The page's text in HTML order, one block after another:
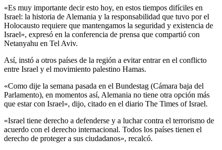
«Es muy importante decir esto hoy, en estos tiempos difíciles en
Israel: la historia de Alemania y la responsabilidad que tuvo por el
Holocausto requiere que mantengamos la seguridad y existencia de
Israel», expresó en la conferencia de prensa que compartió con
Netanyahu en Tel Aviv.
Así, instó a otros países de la región a evitar entrar en el conflicto
entre Israel y el movimiento palestino Hamas.
«Como dije la semana pasada en el Bundestag (Cámara baja del
Parlamento), en momentos así, Alemania no tiene otra opción más
que estar con Israel», dijo, citado en el diario The Times of Israel.
«Israel tiene derecho a defenderse y a luchar contra el terrorismo de
acuerdo con el derecho internacional. Todos los países tienen el
derecho de proteger a sus ciudadanos», recalcó.